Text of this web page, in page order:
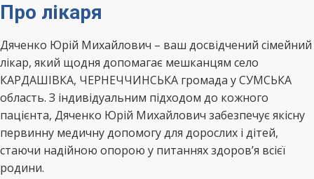
Про лікаря
Дяченко Юрій Михайлович – ваш досвідчений сімейний
лікар, який щодня допомагає мешканцям село
КАРДАШІВКА, ЧЕРНЕЧЧИНСЬКА громада у СУМСЬКА
область. З індивідуальним підходом до кожного
пацієнта, Дяченко Юрій Михайлович забезпечує якісну
первинну медичну допомогу для дорослих і дітей,
стаючи надійною опорою у питаннях здоров’я всієї
родини.